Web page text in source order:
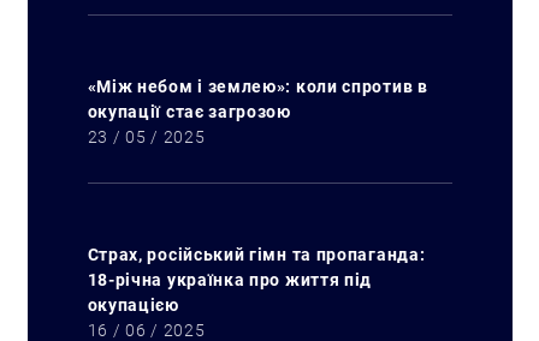
«Між небом і землею»: коли спротив в
окупації стає загрозою
23 / 05 / 2025
Страх, російський гімн та пропаганда:
18-річна українка про життя під
окупацією
16 / 06 / 2025